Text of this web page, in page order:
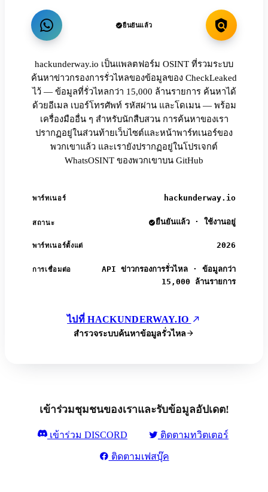
ยืนยันแล้ว
hackunderway.io เป็นแพลตฟอร์ม OSINT ที่รวมระบบ
ค้นหาข่าวกรองการรั่วไหลของข้อมูลของ CheckLeaked
ไว้ — ข้อมูลที่รั่วไหลกว่า 15,000 ล้านรายการ ค้นหาได้
ด้วยอีเมล เบอร์โทรศัพท์ รหัสผ่าน และโดเมน — พร้อม
เครื่องมืออื่น ๆ สำหรับนักสืบสวน การค้นหาของเรา
ปรากฏอยู่ในส่วนท้ายเว็บไซต์และหน้าพาร์ทเนอร์ของ
พวกเขาแล้ว และเรายังปรากฏอยู่ในโปรเจกต์
WhatsOSINT ของพวกเขาบน GitHub
พาร์ทเนอร์ hackunderway.io
สถานะ ยืนยันแล้ว · ใช้งานอยู่
พาร์ทเนอร์ตั้งแต่ 2026
การเชื่อมต่อ
API ข่าวกรองการรั่วไหล · ข้อมูลกว่า
15,000 ล้านรายการ
ไปที่ HACKUNDERWAY.IO
สำรวจระบบค้นหาข้อมูลรั่วไหล
เข้าร่วมชุมชนของเราและรับข้อมูลอัปเดต!
เข้าร่วม DISCORD ติดตามทวิตเตอร์
ติดตามเฟสบุ๊ค